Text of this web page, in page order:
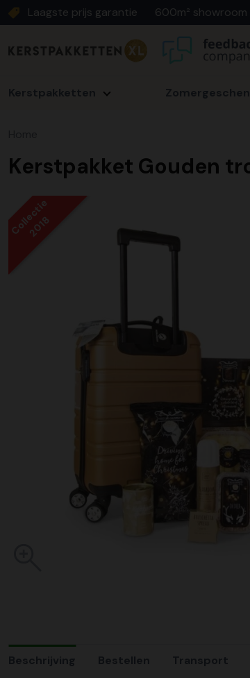
Laagste prijs garantie 600m² showroom
Kerstpakketten
Kerstpakket Gouden
Collectie
2018
Beschrijving Bestellen Transport